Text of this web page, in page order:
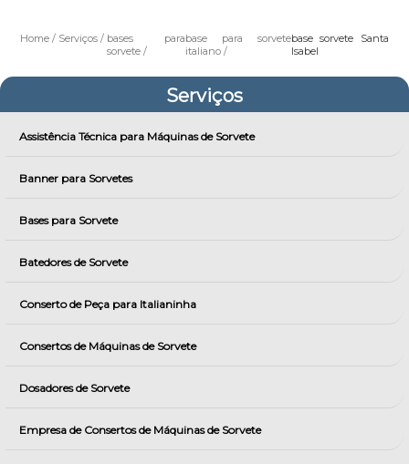
Home Serviços
bases para
sorvete
base para sorvete
italiano
base sorvete Santa
Isabel
Serviços
Assistência Técnica para Máquinas de Sorvete
Banner para Sorvetes
Bases para Sorvete
Batedores de Sorvete
Conserto de Peça para Italianinha
Consertos de Máquinas de Sorvete
Dosadores de Sorvete
Empresa de Consertos de Máquinas de Sorvete